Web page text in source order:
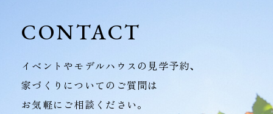
CONTACT
イベントやモデルハウスの見学予約、
家づくりについてのご質問は
お気軽にご相談ください。